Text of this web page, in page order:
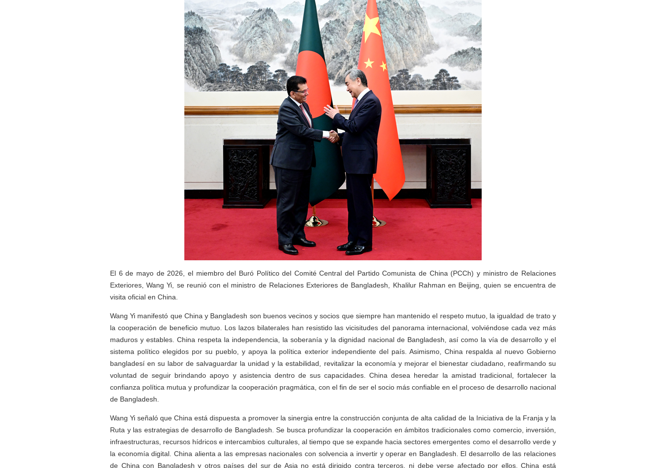
El 6 de mayo de 2026, el miembro del Buró Político del Comité Central del Partido Comunista de China (PCCh) y ministro de Relaciones
Exteriores, Wang Yi, se reunió con el ministro de Relaciones Exteriores de Bangladesh, Khalilur Rahman en Beijing, quien se encuentra de
visita oficial en China.
Wang Yi manifestó que China y Bangladesh son buenos vecinos y socios que siempre han mantenido el respeto mutuo, la igualdad de trato y
la cooperación de beneficio mutuo. Los lazos bilaterales han resistido las vicisitudes del panorama internacional, volviéndose cada vez más
maduros y estables. China respeta la independencia, la soberanía y la dignidad nacional de Bangladesh, así como la vía de desarrollo y el
sistema político elegidos por su pueblo, y apoya la política exterior independiente del país. Asimismo, China respalda al nuevo Gobierno
bangladesí en su labor de salvaguardar la unidad y la estabilidad, revitalizar la economía y mejorar el bienestar ciudadano, reafirmando su
voluntad de seguir brindando apoyo y asistencia dentro de sus capacidades. China desea heredar la amistad tradicional, fortalecer la
confianza política mutua y profundizar la cooperación pragmática, con el fin de ser el socio más confiable en el proceso de desarrollo nacional
de Bangladesh.
Wang Yi señaló que China está dispuesta a promover la sinergia entre la construcción conjunta de alta calidad de la Iniciativa de la Franja y la
Ruta y las estrategias de desarrollo de Bangladesh. Se busca profundizar la cooperación en ámbitos tradicionales como comercio, inversión,
infraestructuras, recursos hídricos e intercambios culturales, al tiempo que se expande hacia sectores emergentes como el desarrollo verde y
la economía digital. China alienta a las empresas nacionales con solvencia a invertir y operar en Bangladesh. El desarrollo de las relaciones
de China con Bangladesh y otros países del sur de Asia no está dirigido contra terceros, ni debe verse afectado por ellos. China está